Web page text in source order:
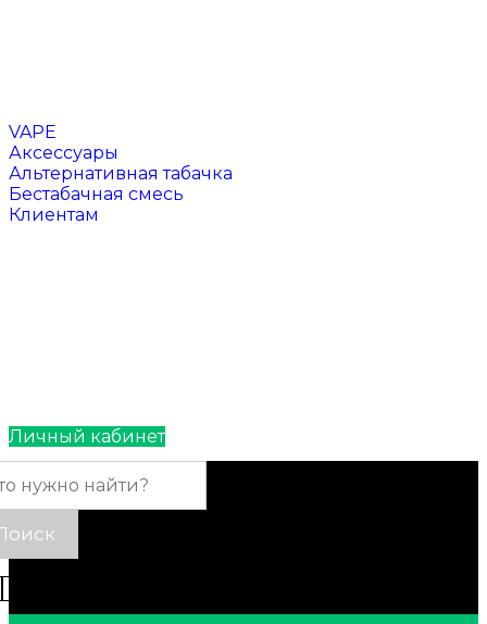
VAPE
Аксессуары
Альтернативная табачка
Бестабачная смесь
Клиентам
Личный кабинет